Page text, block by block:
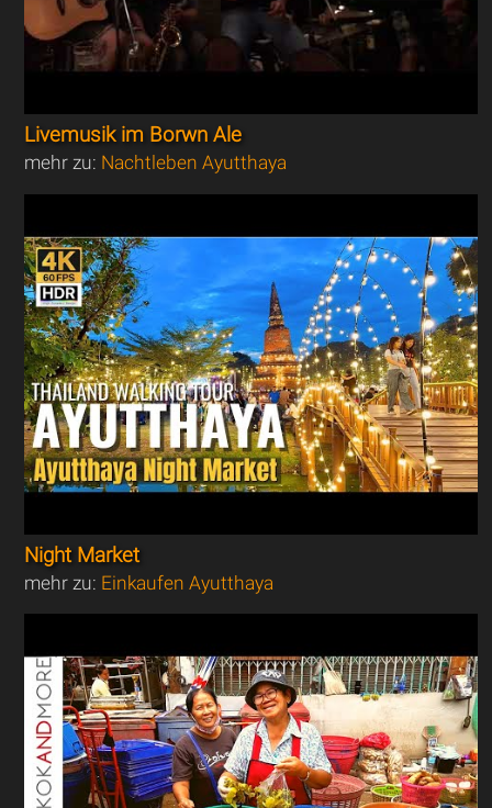
Livemusik im Borwn Ale
mehr zu: Nachtleben Ayutthaya
Night Market
mehr zu: Einkaufen Ayutthaya